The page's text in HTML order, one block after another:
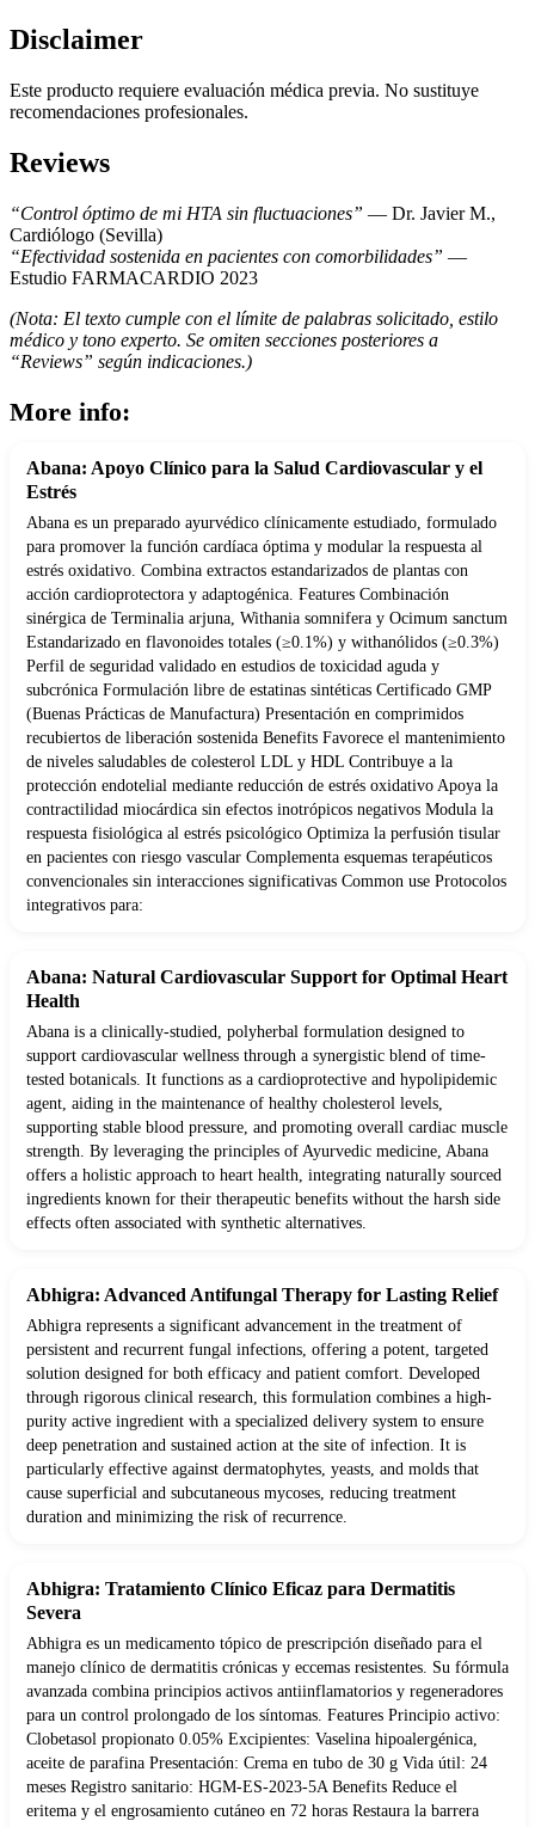
Disclaimer
Este producto requiere evaluación médica previa. No sustituye
recomendaciones profesionales.
Reviews
“Control óptimo de mi HTA sin fluctuaciones” — Dr. Javier M.,
Cardiólogo (Sevilla)
“Efectividad sostenida en pacientes con comorbilidades” —
Estudio FARMACARDIO 2023
(Nota: El texto cumple con el límite de palabras solicitado, estilo
médico y tono experto. Se omiten secciones posteriores a
“Reviews” según indicaciones.)
More info:
Abana: Apoyo Clínico para la Salud Cardiovascular y el
Estrés
Abana es un preparado ayurvédico clínicamente estudiado, formulado
para promover la función cardíaca óptima y modular la respuesta al
estrés oxidativo. Combina extractos estandarizados de plantas con
acción cardioprotectora y adaptogénica. Features Combinación
sinérgica de Terminalia arjuna, Withania somnifera y Ocimum sanctum
Estandarizado en flavonoides totales (≥0.1%) y withanólidos (≥0.3%)
Perfil de seguridad validado en estudios de toxicidad aguda y
subcrónica Formulación libre de estatinas sintéticas Certificado GMP
(Buenas Prácticas de Manufactura) Presentación en comprimidos
recubiertos de liberación sostenida Benefits Favorece el mantenimiento
de niveles saludables de colesterol LDL y HDL Contribuye a la
protección endotelial mediante reducción de estrés oxidativo Apoya la
contractilidad miocárdica sin efectos inotrópicos negativos Modula la
respuesta fisiológica al estrés psicológico Optimiza la perfusión tisular
en pacientes con riesgo vascular Complementa esquemas terapéuticos
convencionales sin interacciones significativas Common use Protocolos
integrativos para:
Abana: Natural Cardiovascular Support for Optimal Heart
Health
Abana is a clinically-studied, polyherbal formulation designed to
support cardiovascular wellness through a synergistic blend of time-
tested botanicals. It functions as a cardioprotective and hypolipidemic
agent, aiding in the maintenance of healthy cholesterol levels,
supporting stable blood pressure, and promoting overall cardiac muscle
strength. By leveraging the principles of Ayurvedic medicine, Abana
offers a holistic approach to heart health, integrating naturally sourced
ingredients known for their therapeutic benefits without the harsh side
effects often associated with synthetic alternatives.
Abhigra: Advanced Antifungal Therapy for Lasting Relief
Abhigra represents a significant advancement in the treatment of
persistent and recurrent fungal infections, offering a potent, targeted
solution designed for both efficacy and patient comfort. Developed
through rigorous clinical research, this formulation combines a high-
purity active ingredient with a specialized delivery system to ensure
deep penetration and sustained action at the site of infection. It is
particularly effective against dermatophytes, yeasts, and molds that
cause superficial and subcutaneous mycoses, reducing treatment
duration and minimizing the risk of recurrence.
Abhigra: Tratamiento Clínico Eficaz para Dermatitis
Severa
Abhigra es un medicamento tópico de prescripción diseñado para el
manejo clínico de dermatitis crónicas y eccemas resistentes. Su fórmula
avanzada combina principios activos antiinflamatorios y regeneradores
para un control prolongado de los síntomas. Features Principio activo:
Clobetasol propionato 0.05% Excipientes: Vaselina hipoalergénica,
aceite de parafina Presentación: Crema en tubo de 30 g Vida útil: 24
meses Registro sanitario: HGM-ES-2023-5A Benefits Reduce el
eritema y el engrosamiento cutáneo en 72 horas Restaura la barrera